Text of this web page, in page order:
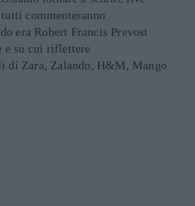
commenteranno
era Robert Francis Prevost
e su cui riflettere
di Zara, Zalando, H&M, Mango